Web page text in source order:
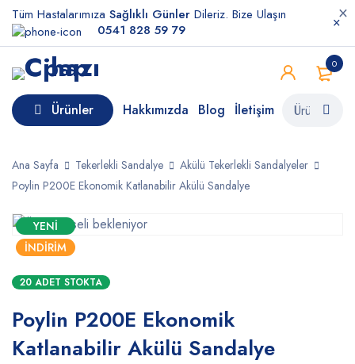
Tüm Hastalarımıza Sağlıklı Günler Dileriz. Bize Ulaşın
0541 828 59 79
0
Ürünler Hakkımızda Blog İletişim
Ana Sayfa Tekerlekli Sandalye
Akülü Tekerlekli Sandalyeler
Poylin P200E Ekonomik Katlanabilir Akülü Sandalye
YENI
İNDIRIM
20 ADET STOKTA
Poylin P200E Ekonomik
Katlanabilir Akülü Sandalye